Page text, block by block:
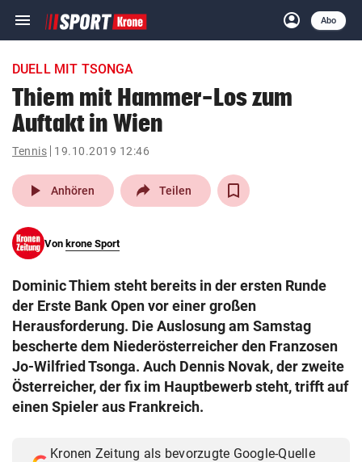
menu Navigation
ein-/ausklappen
account_circle
Anmelden
Abo
close Schließen
account_circle Anmelden
pin_drop
Wien arrow_right
search
eingeben
© Krone Multimedia GmbH & Co KG 2026
Muthgasse 2, 1190 Wien
DUELL MIT TSONGA
Thiem mit Hammer-Los zum
Auftakt in Wien
Tennis 19.10.2019 12:46
play_arrow Anhören Teilen
Von krone Sport
Dominic Thiem steht bereits in der ersten Runde
der Erste Bank Open vor einer großen
Herausforderung. Die Auslosung am Samstag
bescherte dem Niederösterreicher den Franzosen
Jo-Wilfried Tsonga. Auch Dennis Novak, der zweite
Österreicher, der fix im Hauptbewerb steht, trifft auf
einen Spieler aus Frankreich.
Kronen Zeitung als bevorzugte Google-Quelle